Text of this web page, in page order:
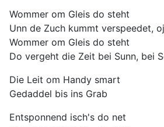
Wommer om Gleis do steht
Unn de Zuch kummt verspeedet,
Wommer om Gleis do steht
Do vergeht die Zeit bei Sunn, bei
Die Leit om Handy smart
Gedaddel bis ins Grab
Entsponnend isch's do net